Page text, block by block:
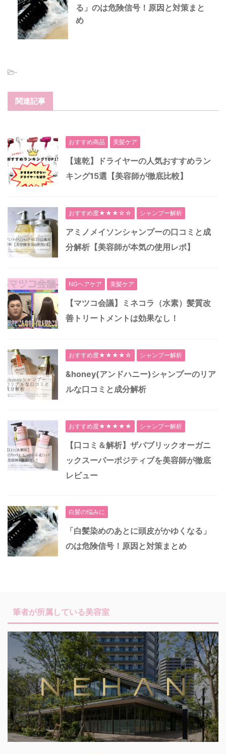
る」のは危険信号！原因と対策まと
め
-
関連記事
おすすめ商品 美髪ケア
【速乾】ドライヤーの人気おすすめラン
キング15選【美容師が徹底比較】
おすすめ度★★★☆☆ シャンプー解析
アミノメイソンシャンプーの口コミと成
分解析【美容師が本気の使用レポ】
NGヘアケア 美髪ケア
【マツコ会議】ミネコラ（水素）髪質改
善トリートメントは効果なし！
おすすめ度★★★★☆ シャンプー解析
&honey(アンドハニー)シャンプーのリア
ルな口コミと成分解析
おすすめ度★★★★★ シャンプー解析
【口コミ＆解析】ザパブリックオーガニ
ックスーパーポジティブを美容師が徹底
レビュー
白髪の悩みに
「白髪染めのあとに頭皮がかゆくなる」
のは危険信号！原因と対策まとめ
筆者が所属している美容室